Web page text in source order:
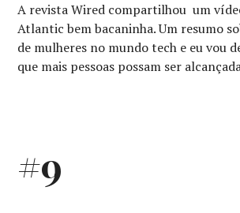
A revista Wired compartilhou um
Atlantic bem bacaninha. Um resumo
de mulheres no mundo tech e eu vou
que mais pessoas possam ser
#9